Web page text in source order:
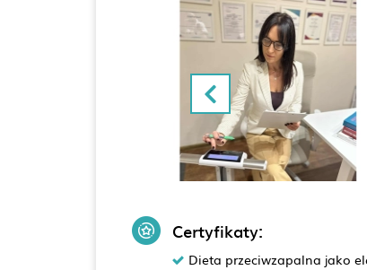
Certyfikaty:
Dieta przeciwzapalna jako